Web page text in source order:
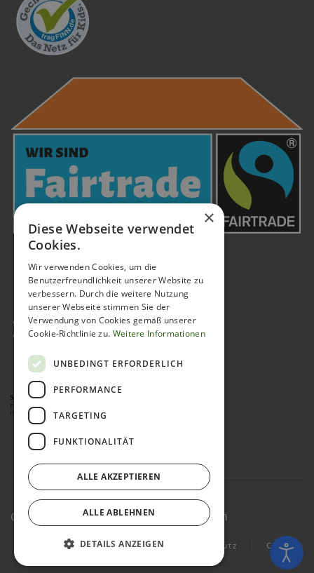
© 2023 Comenius-Realschule Wertheim
Kontakt Impressum Datenschutz Cookies
×
Diese Webseite verwendet
Cookies.
Wir verwenden Cookies, um die
Benutzerfreundlichkeit unserer Website zu
verbessern. Durch die weitere Nutzung
unserer Webseite stimmen Sie der
Verwendung von Cookies gemäß unserer
Cookie-Richtlinie zu. Weitere Informationen
UNBEDINGT ERFORDERLICH
PERFORMANCE
TARGETING
FUNKTIONALITÄT
ALLE AKZEPTIEREN
ALLE ABLEHNEN
DETAILS ANZEIGEN